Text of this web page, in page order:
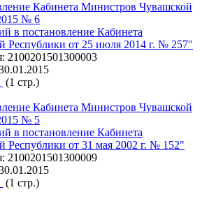
Кабинета Министров Чувашской
№ 6
в постановление Кабинета
Республики от 25 июля 2014 г. № 257"
2100201501300003
(1 стр.)
Кабинета Министров Чувашской
№ 5
в постановление Кабинета
Республики от 31 мая 2002 г. № 152"
2100201501300009
(1 стр.)